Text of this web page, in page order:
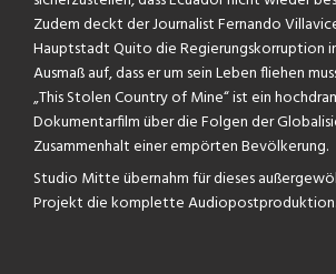
Zudem deckt der Journalist Fernando
Hauptstadt Quito die Regierungskorruption
Ausmaß auf, dass er um sein Leben fliehen
„This Stolen Country of Mine“ ist ein
Dokumentarfilm über die Folgen der
Zusammenhalt einer empörten Bevölkerung.
Studio Mitte übernahm für dieses
Projekt die komplette Audiopostproduktion.